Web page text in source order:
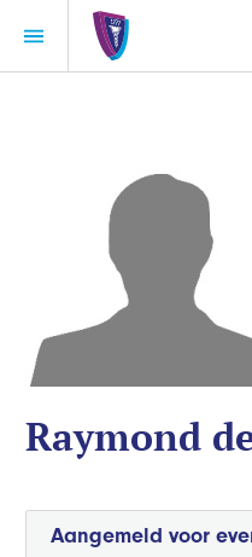
Raymond
Aangemeld voor